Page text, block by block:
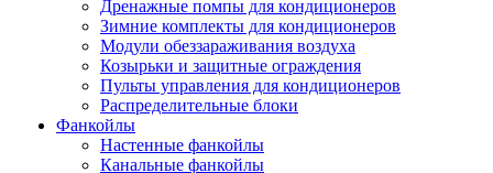
Дренажные помпы для кондиционеров
Зимние комплекты для кондиционеров
Модули обеззараживания воздуха
Козырьки и защитные ограждения
Пульты управления для кондиционеров
Распределительные блоки
Фанкойлы
Настенные фанкойлы
Канальные фанкойлы